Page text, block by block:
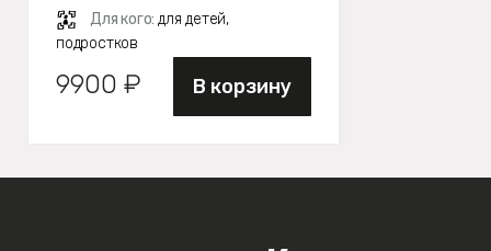
Для кого: для детей,
подростков
9900 ₽ В корзину